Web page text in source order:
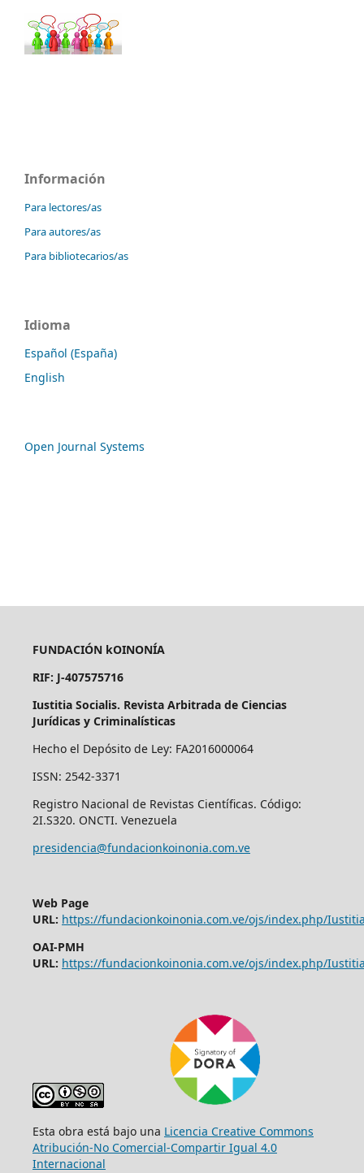
Información
Para lectores/as
Para autores/as
Para bibliotecarios/as
Idioma
Español (España)
English
Open Journal Systems
FUNDACIÓN kOINONÍA
RIF: J-407575716
Iustitia Socialis. Revista Arbitrada de Ciencias
Jurídicas y Criminalísticas
Hecho el Depósito de Ley: FA2016000064
ISSN: 2542-3371
Registro Nacional de Revistas Científicas. Código:
2I.S320. ONCTI. Venezuela
presidencia@fundacionkoinonia.com.ve
Web Page
URL: https://fundacionkoinonia.com.ve/ojs/index.php/
OAI-PMH
URL: https://fundacionkoinonia.com.ve/ojs/index.php/
Esta obra está bajo una Licencia Creative Commons
Atribución-No Comercial-Compartir Igual 4.0
Internacional